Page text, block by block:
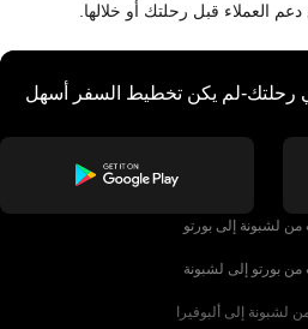
العملاء قبل رحلتك أو خلالها.
رحلتك-لم يكن تخطيط السفر أسهل
لشبونة إلى بورتو
بورتو إلى لشبونة
لشبونة إلى ألبوفيرا